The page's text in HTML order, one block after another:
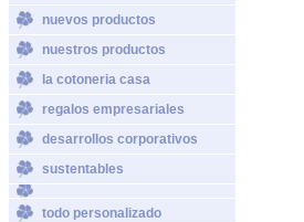
nuevos productos
nuestros productos
la cotoneria casa
regalos empresariales
desarrollos corporativos
sustentables
todo personalizado